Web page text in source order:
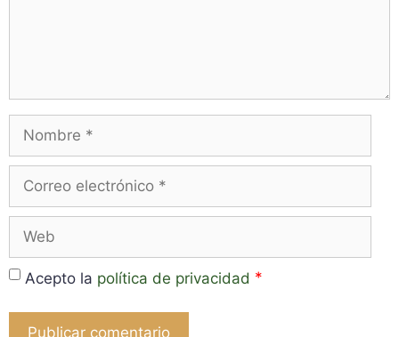
Nombre
Correo
Web
Acepto la política de privacidad *